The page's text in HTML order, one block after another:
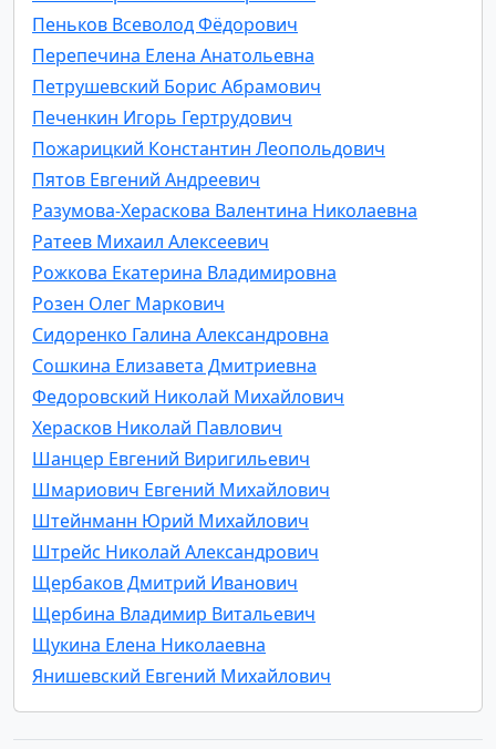
Пеньков Всеволод Фёдорович
Перепечина Елена Анатольевна
Петрушевский Борис Абрамович
Печенкин Игорь Гертрудович
Пожарицкий Константин Леопольдович
Пятов Евгений Андреевич
Разумова-Хераскова Валентина Николаевна
Ратеев Михаил Алексеевич
Рожкова Екатерина Владимировна
Розен Олег Маркович
Сидоренко Галина Александровна
Сошкина Елизавета Дмитриевна
Федоровский Николай Михайлович
Херасков Николай Павлович
Шанцер Евгений Виригильевич
Шмариович Евгений Михайлович
Штейнманн Юрий Михайлович
Штрейс Николай Александрович
Щербаков Дмитрий Иванович
Щербина Владимир Витальевич
Щукина Елена Николаевна
Янишевский Евгений Михайлович